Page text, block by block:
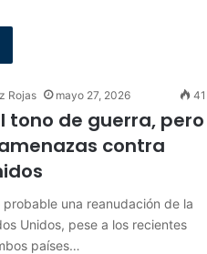
Rojas mayo 27, 2026 41
tono de guerra, pero
contra
una reanudación de la
Unidos, pese a los recientes
países…